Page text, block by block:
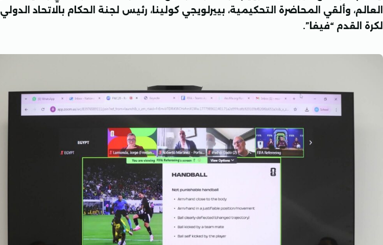
العالم، وألقي المحاضرة التحكيمية، بييرلويجي كولينا، رئيس لجنة الحكام بالاتحاد الدولي
لكرة القدم “فيفا”.